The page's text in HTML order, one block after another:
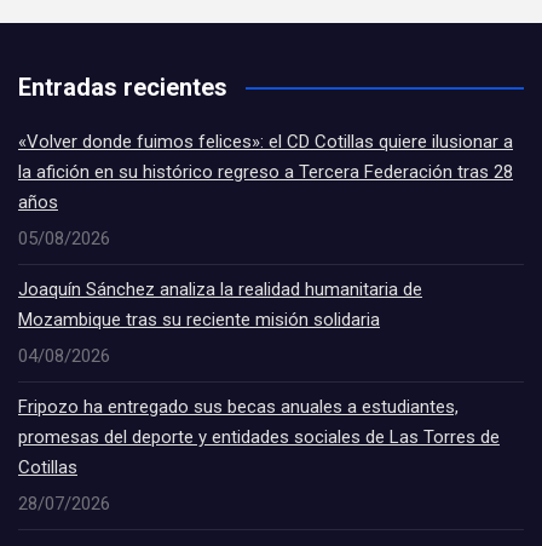
Entradas recientes
«Volver donde fuimos felices»: el CD Cotillas quiere ilusionar a
la afición en su histórico regreso a Tercera Federación tras 28
años
05/08/2026
Joaquín Sánchez analiza la realidad humanitaria de
Mozambique tras su reciente misión solidaria
04/08/2026
Fripozo ha entregado sus becas anuales a estudiantes,
promesas del deporte y entidades sociales de Las Torres de
Cotillas
28/07/2026